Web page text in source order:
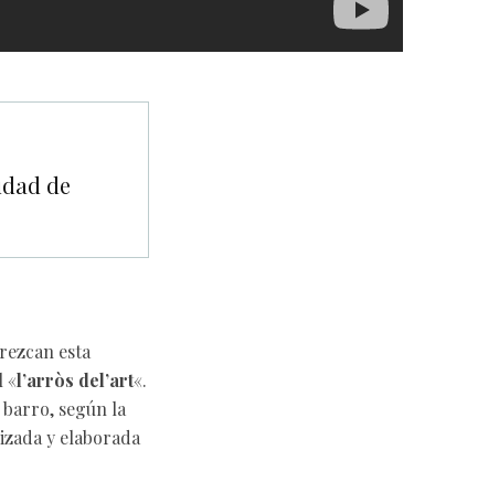
de
esta
«l’arròs del’art«.
barro, según la
y elaborada